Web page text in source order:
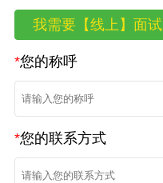
我需要【线上】面试
*您的称呼
*您的联系方式